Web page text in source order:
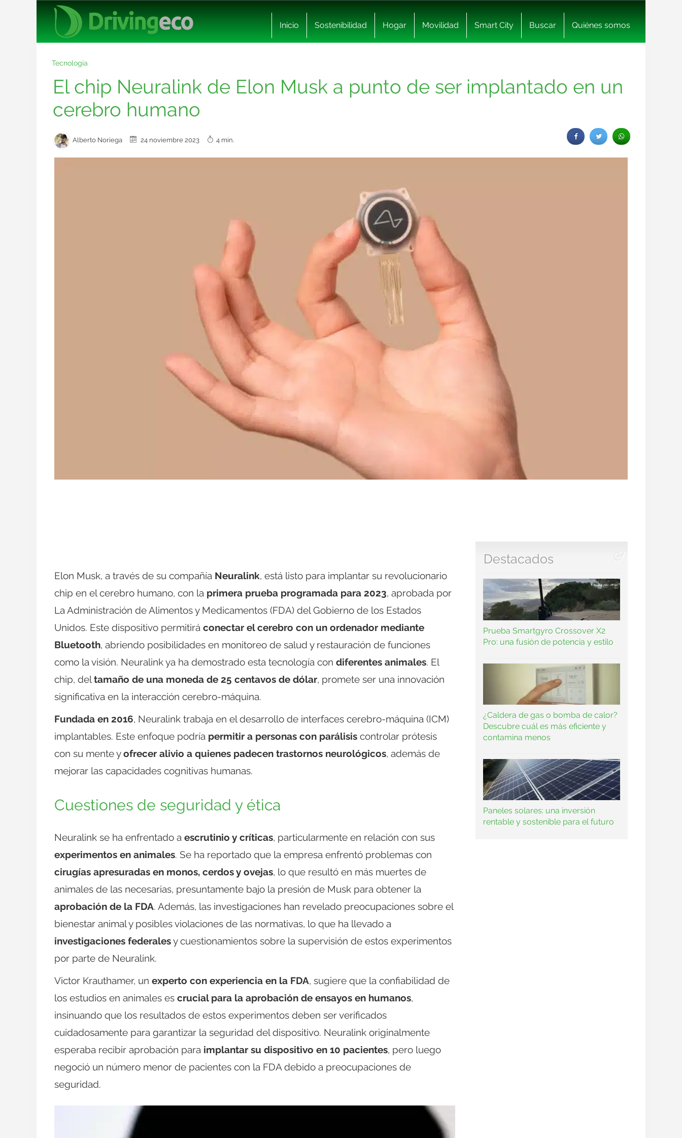
Inicio Sostenibilidad Hogar Movilidad Smart City Buscar Quiénes somos
Tecnología
El chip Neuralink de Elon Musk a punto de ser implantado en un
cerebro humano
Alberto Noriega 24 noviembre 2023 4 min.
Elon Musk, a través de su compañía Neuralink, está listo para implantar su revolucionario
chip en el cerebro humano, con la primera prueba programada para 2023, aprobada por
La Administración de Alimentos y Medicamentos (FDA) del Gobierno de los Estados
Unidos. Este dispositivo permitirá conectar el cerebro con un ordenador mediante
Bluetooth, abriendo posibilidades en monitoreo de salud y restauración de funciones
como la visión. Neuralink ya ha demostrado esta tecnología con diferentes animales. El
chip, deltamaño de una moneda de 25 centavos de dólar, promete ser una innovación
significativa en la interacción cerebro-máquina.
Fundada en 2016, Neuralink trabaja en el desarrollo de interfaces cerebro-máquina (ICM)
implantables. Este enfoque podría permitir a personas con parálisis controlar prótesis
con su mente yofrecer alivio a quienes padecen trastornos neurológicos, además de
mejorar las capacidades cognitivas humanas.
Cuestiones de seguridad y ética
Neuralink se ha enfrentado a escrutinio y críticas, particularmente en relación con sus
experimentos en animales. Se ha reportado que la empresa enfrentó problemas con
cirugías apresuradas en monos, cerdos y ovejas, lo que resultó en más muertes de
animales de las necesarias, presuntamente bajo la presión de Musk para obtener la
aprobación de la FDA. Además, las investigaciones han revelado preocupaciones sobre el
bienestar animal y posibles violaciones de las normativas, lo que ha llevado a
investigaciones federalesy cuestionamientos sobre la supervisión de estos experimentos
por parte de Neuralink.
Victor Krauthamer, un experto con experiencia en la FDA, sugiere que la confiabilidad de
los estudios en animales es crucial para la aprobación de ensayos en humanos,
insinuando que los resultados de estos experimentos deben ser verificados
cuidadosamente para garantizar la seguridad del dispositivo. Neuralink originalmente
esperaba recibir aprobación para implantar su dispositivo en 10 pacientes, pero luego
negoció un número menor de pacientes con la FDA debido a preocupaciones de
seguridad.
Destacados
Prueba Smartgyro Crossover X2
Pro: una fusión de potencia y estilo
¿Caldera de gas o bomba de calor?
Descubre cuál es más eficiente y
contamina menos
Paneles solares: una inversión
rentable y sostenible para el futuro